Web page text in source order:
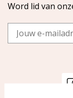
Word lid van
Email